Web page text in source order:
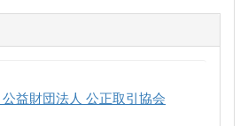
益財団法人 公正取引協会